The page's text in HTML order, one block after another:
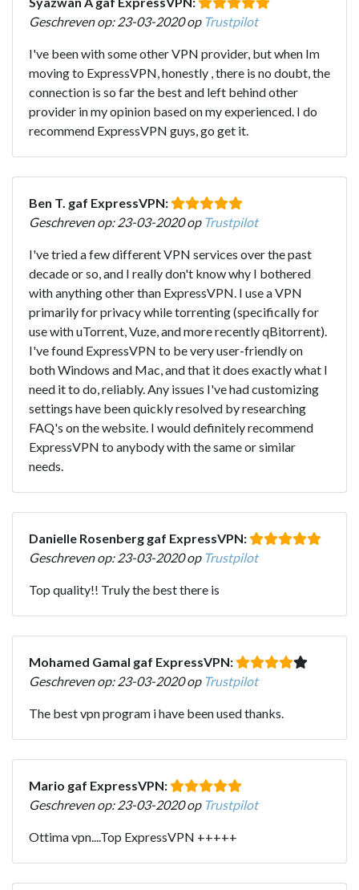
Geschreven op: 23-03-2020 op Trustpilot
I've been with some other VPN provider, but when Im
moving to ExpressVPN, honestly , there is no doubt, the
connection is so far the best and left behind other
provider in my opinion based on my experienced. I do
recommend ExpressVPN guys, go get it.
Ben T. gaf ExpressVPN:
Geschreven op: 23-03-2020 op Trustpilot
I've tried a few different VPN services over the past
decade or so, and I really don't know why I bothered
with anything other than ExpressVPN. I use a VPN
primarily for privacy while torrenting (specifically for
use with uTorrent, Vuze, and more recently qBitorrent).
I've found ExpressVPN to be very user-friendly on
both Windows and Mac, and that it does exactly what I
need it to do, reliably. Any issues I've had customizing
settings have been quickly resolved by researching
FAQ's on the website. I would definitely recommend
ExpressVPN to anybody with the same or similar
needs.
Danielle Rosenberg gaf ExpressVPN:
Geschreven op: 23-03-2020 op Trustpilot
Top quality!! Truly the best there is
Mohamed Gamal gaf ExpressVPN:
Geschreven op: 23-03-2020 op Trustpilot
The best vpn program i have been used thanks.
Mario gaf ExpressVPN:
Geschreven op: 23-03-2020 op Trustpilot
Ottima vpn....Top ExpressVPN +++++